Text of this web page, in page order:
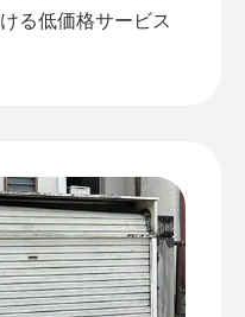
る低価格サービス